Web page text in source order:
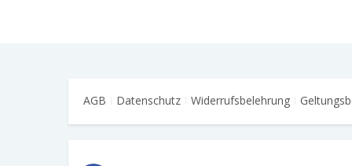
AGB Datenschutz Widerrufsbelehrung